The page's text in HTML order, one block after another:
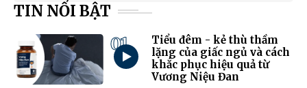
TIN NỔI BẬT
01
Tiểu đêm - kẻ thù thầm
lặng của giấc ngủ và cách
khắc phục hiệu quả từ
Vương Niệu Đan